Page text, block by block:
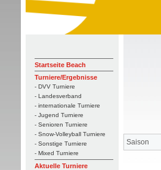
Startseite Beach
Turniere/Ergebnisse
- DVV Turniere
- Landesverband
- internationale Turniere
- Jugend Turniere
- Senioren Turniere
- Snow-Volleyball Turniere
- Sonstige Turniere
- Mixed Turniere
Aktuelle Turniere
Saison